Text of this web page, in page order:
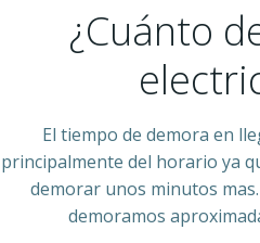
¿Cuánto
El tiempo de demora en
principalmente del horario ya
demorar unos minutos
demoramos